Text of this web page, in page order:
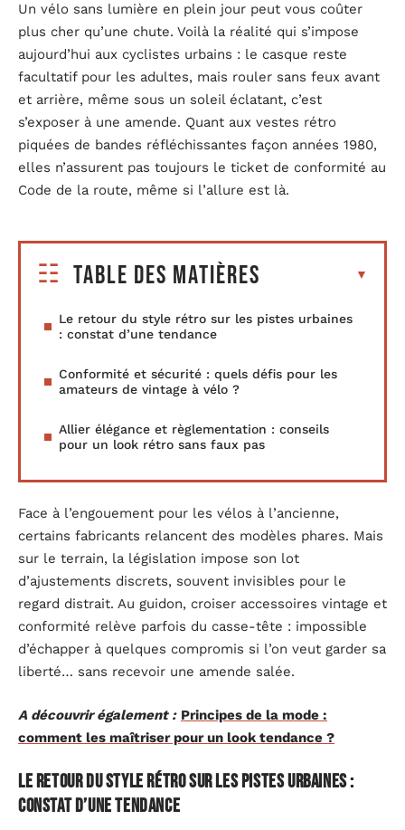
Un vélo sans lumière en plein jour peut vous coûter
plus cher qu’une chute. Voilà la réalité qui s’impose
aujourd’hui aux cyclistes urbains : le casque reste
facultatif pour les adultes, mais rouler sans feux avant
et arrière, même sous un soleil éclatant, c’est
s’exposer à une amende. Quant aux vestes rétro
piquées de bandes réfléchissantes façon années 1980,
elles n’assurent pas toujours le ticket de conformité au
Code de la route, même si l’allure est là.
Table des matières
Le retour du style rétro sur les pistes urbaines
: constat d’une tendance
Conformité et sécurité : quels défis pour les
amateurs de vintage à vélo ?
Allier élégance et règlementation : conseils
pour un look rétro sans faux pas
Face à l’engouement pour les vélos à l’ancienne,
certains fabricants relancent des modèles phares. Mais
sur le terrain, la législation impose son lot
d’ajustements discrets, souvent invisibles pour le
regard distrait. Au guidon, croiser accessoires vintage et
conformité relève parfois du casse-tête : impossible
d’échapper à quelques compromis si l’on veut garder sa
liberté… sans recevoir une amende salée.
A découvrir également : Principes de la mode :
comment les maîtriser pour un look tendance ?
Le retour du style rétro sur les pistes urbaines :
constat d’une tendance